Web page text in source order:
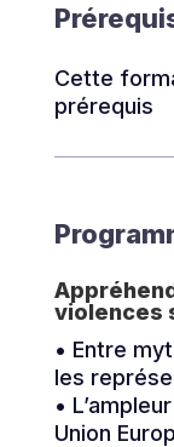
Cette
prérequis
violences
• Entre
les
•
Union